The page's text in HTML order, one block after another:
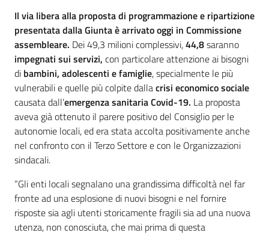
Il via liberaalla proposta di programmazione e ripartizione
presentata dalla Giunta è arrivato oggi in Commissione
assembleare. Dei 49,3 milioni complessivi,44,8saranno
impegnati sui servizi, con particolare attenzione ai bisogni
di bambini, adolescenti e famiglie, specialmente le più
vulnerabili e quelle più colpite dallacrisi economico sociale
causata dall’emergenza sanitaria Covid-19. La proposta
aveva già ottenuto il parere positivo del Consiglio per le
autonomie locali, ed era stata accolta positivamente anche
nel confronto con il Terzo Settore e con le Organizzazioni
sindacali.
“Gli enti locali segnalano una grandissima difficoltà nel far
fronte ad una esplosione di nuovi bisogni e nel fornire
risposte sia agli utenti storicamente fragili sia ad una nuova
utenza, non conosciuta, che mai prima di questa